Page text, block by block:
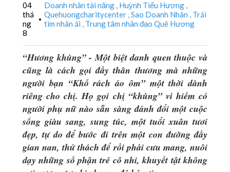
04
thá
ng
8
•
Doanh nhân tài năng Huỳnh Tiểu Hương
Quehuongcharitycenter Sao Doanh Nhân
Trái
tim nhân ái
Trung tâm nhân đạo Quê Hương
“Hương khùng” - Một biệt danh quen thuộc và
cũng là cách gọi đầy thân thương mà những
người bạn “Khố rách áo ôm” một thời dành
riêng cho chị. Họ gọi chị “khùng” vì hiếm có
người phụ nữ nào sẵn sàng đánh đổi một cuộc
sống giàu sang, sung túc, một tuổi xuân tươi
đẹp, tự do để bước đi trên một con đường đầy
gian nan, thử thách để rồi phải cưu mang, nuôi
dạy những số phận trẻ cô nhi, khuyết tật không